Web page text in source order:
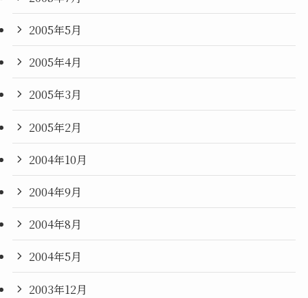
2005年5月
2005年4月
2005年3月
2005年2月
2004年10月
2004年9月
2004年8月
2004年5月
2003年12月